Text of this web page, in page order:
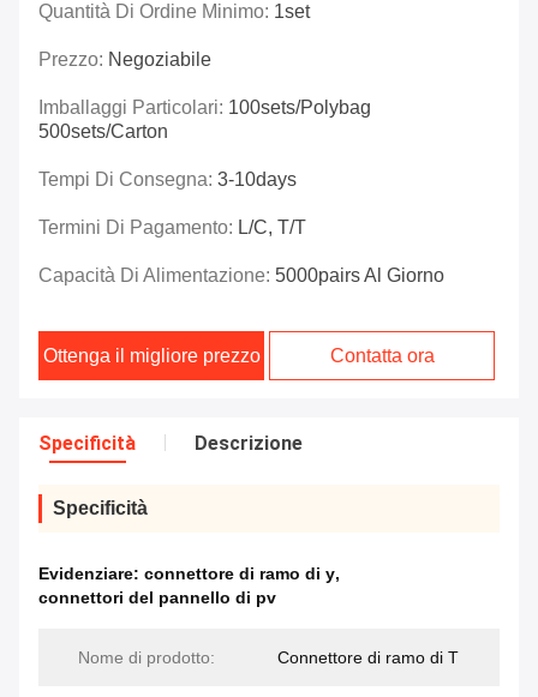
Quantità Di Ordine Minimo: 1set
Prezzo: Negoziabile
Imballaggi Particolari: 100sets/polybag
500sets/carton
Tempi Di Consegna: 3-10days
Termini Di Pagamento: L/C, T/T
Capacità Di Alimentazione: 5000pairs Al Giorno
Ottenga il migliore prezzo Contatta ora
Specificità Descrizione
Specificità
Evidenziare: connettore di ramo di y,
connettori del pannello di pv
Nome di prodotto: Connettore di ramo di T